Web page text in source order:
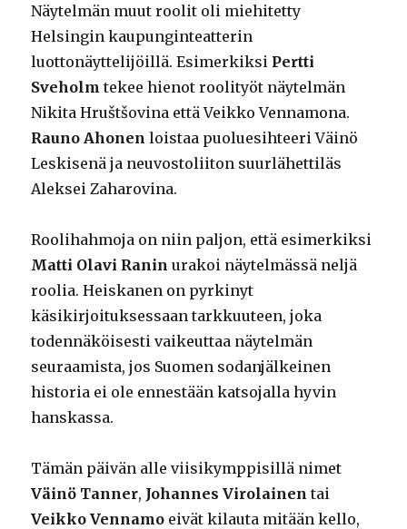
Näytelmän muut roolit oli miehitetty
Helsingin kaupunginteatterin
luottonäyttelijöillä. Esimerkiksi Pertti
Sveholm tekee hienot roolityöt näytelmän
Nikita Hruštšovina että Veikko Vennamona.
Rauno Ahonen loistaa puoluesihteeri Väinö
Leskisenä ja neuvostoliiton suurlähettiläs
Aleksei Zaharovina.
Roolihahmoja on niin paljon, että esimerkiksi
Matti Olavi Ranin urakoi näytelmässä neljä
roolia. Heiskanen on pyrkinyt
käsikirjoituksessaan tarkkuuteen, joka
todennäköisesti vaikeuttaa näytelmän
seuraamista, jos Suomen sodanjälkeinen
historia ei ole ennestään katsojalla hyvin
hanskassa.
Tämän päivän alle viisikymppisillä nimet
Väinö Tanner, Johannes Virolainen tai
Veikko Vennamo eivät kilauta mitään kello,